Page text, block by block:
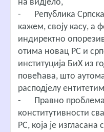
на видјело,
-
Република
кажем, своју касу, а
индиректно
отима новац РС и
институција БиХ из
повећава, што
расподјелу
-
Правно
конститутивности
РС, која је изгласана